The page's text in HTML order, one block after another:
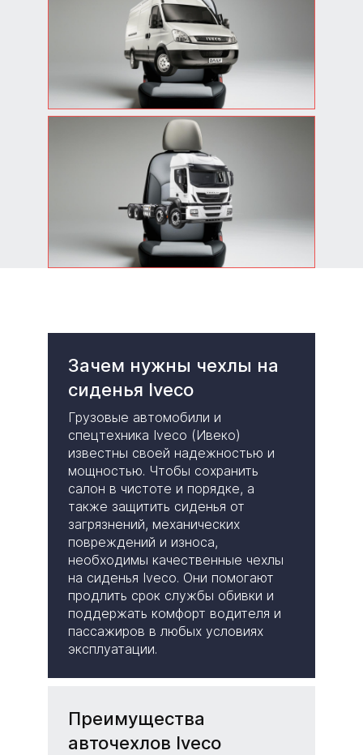
Авточехлы Iveco Daily
Качественные авточехлы
Iveco Daily —
долговечность и
удобство использования.
Авточехлы Iveco
Stralis
Качественные авточехлы
Iveco Stralis — удобство и
долговечность.
Зачем нужны чехлы на
сиденья Iveco
Грузовые автомобили и
спецтехника Iveco (Ивеко)
известны своей надежностью и
мощностью. Чтобы сохранить
салон в чистоте и порядке, а
также защитить сиденья от
загрязнений, механических
повреждений и износа,
необходимы качественные чехлы
на сиденья Iveco. Они помогают
продлить срок службы обивки и
поддержать комфорт водителя и
пассажиров в любых условиях
эксплуатации.
Преимущества
авточехлов Iveco